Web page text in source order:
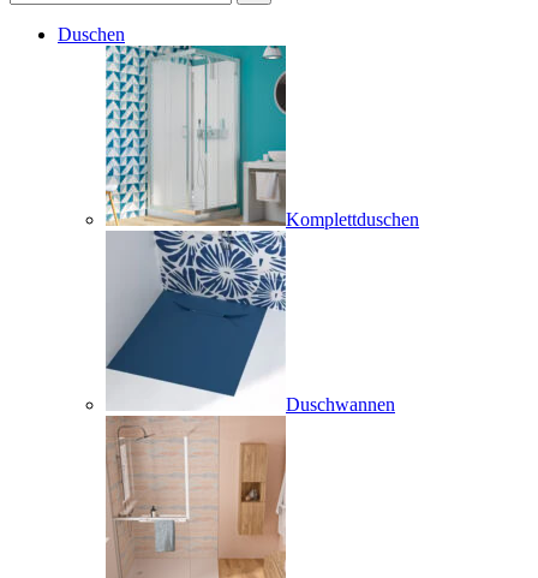
Duschen
Komplettduschen
Duschwannen